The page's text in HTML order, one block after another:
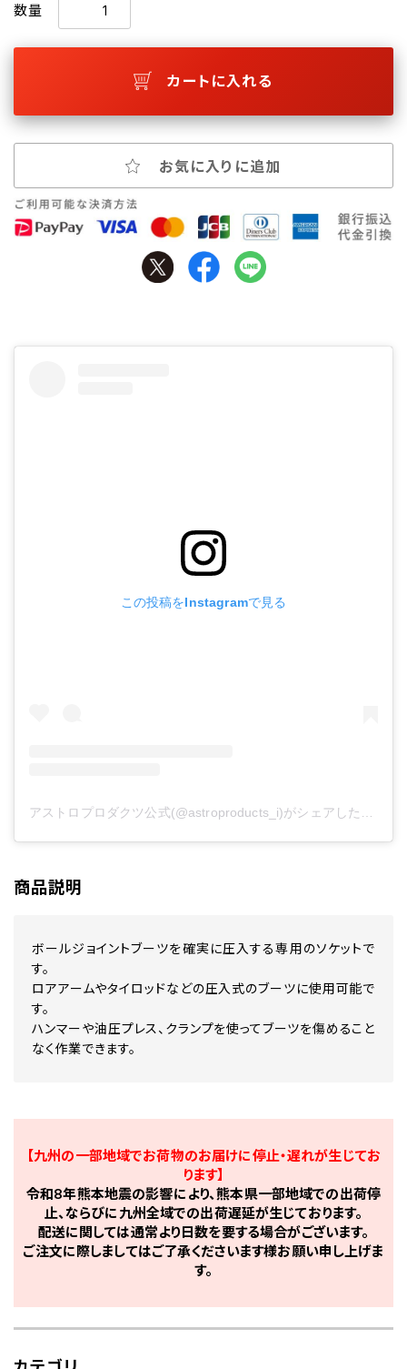
数量
カートに入れる
お気に入りに追加
この投稿をInstagramで見る
商品説明
ボールジョイントブーツを確実に圧入する専用のソケットで
す。
ロアアームやタイロッドなどの圧入式のブーツに使用可能で
す。
ハンマーや油圧プレス、クランプを使ってブーツを傷めること
なく作業できます。
【九州の一部地域でお荷物のお届けに停止・遅れが生じてお
ります】
令和8年熊本地震の影響により、熊本県一部地域での出荷停
止、ならびに九州全域での出荷遅延が生じております。
配送に関しては通常より日数を要する場合がございます。
ご注文に際しましてはご了承くださいます様お願い申し上げま
す。